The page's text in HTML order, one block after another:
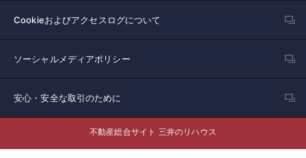
Cookieおよびアクセスログについて
ソーシャルメディアポリシー
安心・安全な取引のために
不動産総合サイト 三井のリハウス